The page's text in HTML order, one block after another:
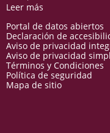
Leer más
Portal de datos abiertos
Declaración de
Aviso de privacidad
Aviso de privacidad
Términos y Condiciones
Política de seguridad
Mapa de sitio